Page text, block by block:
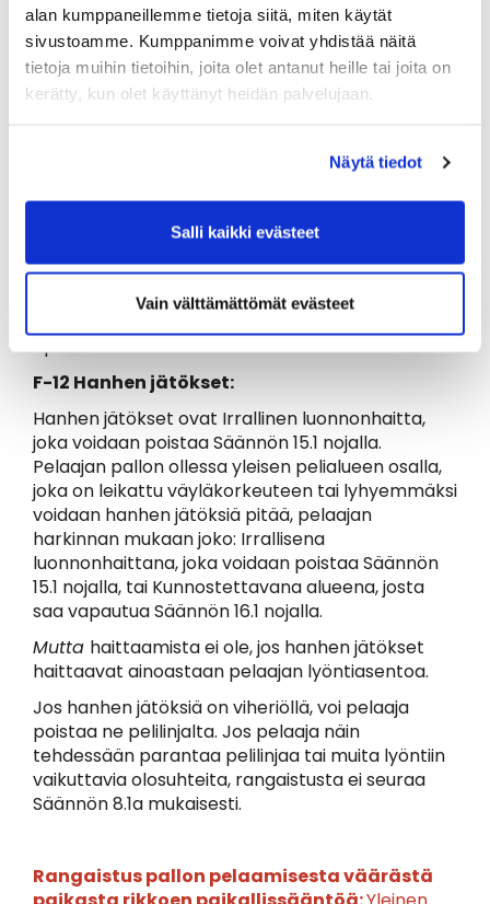
alan kumppaneillemme tietoja siitä, miten käytät
sivustoamme. Kumppanimme voivat yhdistää näitä
tietoja muihin tietoihin, joita olet antanut heille tai joita on
kerätty, kun olet käyttänyt heidän palvelujaan.
Näytä tiedot
Salli kaikki evästeet
Vain välttämättömät evästeet
näiltä alueilta estealuesäännön (sääntö 17).
F-5: Kiinteät haitat lähellä viheriötä (esim.
kastelulaitteiden kannet):Kiinteiden haittojen
vaikutuksesta vapaudutaan Säännön 16.1
päässä pelattavan viheriön reunasta ja pallo on
pelaaja vapautua haitasta Säännön 16.1.b nojalla.
Poikkeus: Vapautumista ei sallita tämän
paikallissäännön perusteella, jos pelaaja valitsee
epätarkoituksenmukainen.
F-12 Hanhen jätökset:
Hanhen jätökset ovat Irrallinen luonnonhaitta,
joka voidaan poistaa Säännön 15.1 nojalla.
Pelaajan pallon ollessa yleisen pelialueen osalla,
joka on leikattu väyläkorkeuteen tai lyhyemmäksi
voidaan hanhen jätöksiä pitää, pelaajan
harkinnan mukaan joko: Irrallisena
luonnonhaittana, joka voidaan poistaa Säännön
15.1 nojalla, tai Kunnostettavana alueena, josta
saa vapautua Säännön 16.1 nojalla.
Mutta haittaamista ei ole, jos hanhen jätökset
haittaavat ainoastaan pelaajan lyöntiasentoa.
Jos hanhen jätöksiä on viheriöllä, voi pelaaja
poistaa ne pelilinjalta. Jos pelaaja näin
tehdessään parantaa pelilinjaa tai muita lyöntiin
vaikuttavia olosuhteita, rangaistusta ei seuraa
Säännön 8.1a mukaisesti.
Rangaistus pallon pelaamisesta väärästä